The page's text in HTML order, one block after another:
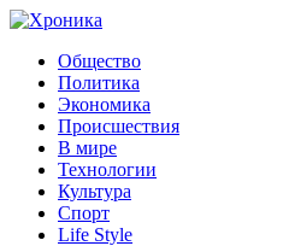
Общество
Политика
Экономика
Происшествия
В мире
Технологии
Культура
Спорт
Life Style